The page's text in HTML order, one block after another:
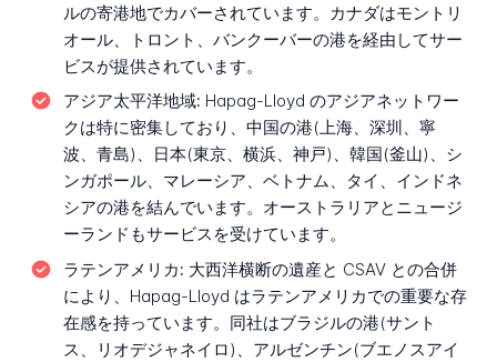
ルの寄港地でカバーされています。カナダはモントリ
オール、トロント、バンクーバーの港を経由してサー
ビスが提供されています。
アジア太平洋地域: Hapag-Lloyd のアジアネットワー
クは特に密集しており、中国の港(上海、深圳、寧
波、青島)、日本(東京、横浜、神戸)、韓国(釜山)、シ
ンガポール、マレーシア、ベトナム、タイ、インドネ
シアの港を結んでいます。オーストラリアとニュージ
ーランドもサービスを受けています。
ラテンアメリカ: 大西洋横断の遺産と CSAV との合併
により、Hapag-Lloyd はラテンアメリカでの重要な存
在感を持っています。同社はブラジルの港(サント
ス、リオデジャネイロ)、アルゼンチン(ブエノスアイ